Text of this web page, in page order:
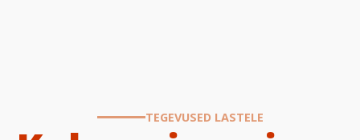
TEGEVUSED LASTELE